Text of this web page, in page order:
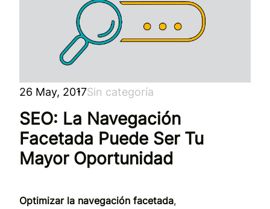
26 May, 2017Sin categoría
SEO: La Navegación
Facetada Puede Ser Tu
Mayor Oportunidad
Optimizar la navegación facetada,